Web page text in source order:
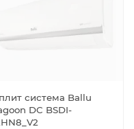
система Ballu
DC BSDI-